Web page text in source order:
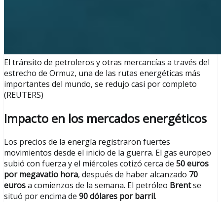
El tránsito de petroleros y otras mercancías a través del
estrecho de Ormuz, una de las rutas energéticas más
importantes del mundo, se redujo casi por completo
(REUTERS)
Impacto en los mercados energéticos
Los precios de la energía registraron fuertes
movimientos desde el inicio de la guerra. El gas europeo
subió con fuerza y el miércoles cotizó cerca de 50 euros
por megavatio hora, después de haber alcanzado 70
eurosa comienzos de la semana. El petróleo Brentse
situó por encima de 90 dólares por barril.